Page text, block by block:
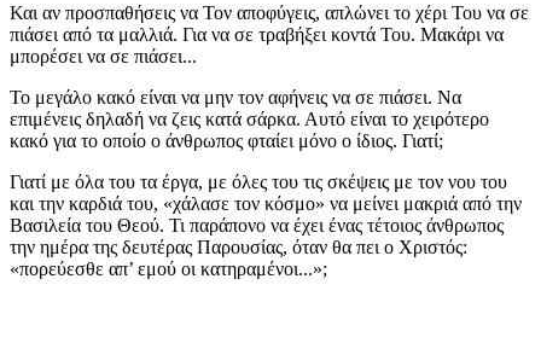
Και αν προσπαθήσεις να Τον αποφύγεις, απλώνει το χέρι Του να σε
πιάσει από τα μαλλιά. Για να σε τραβήξει κοντά Του. Μακάρι να
μπορέσει να σε πιάσει...
Το μεγάλο κακό είναι να μην τον αφήνεις να σε πιάσει. Να
επιμένεις δηλαδή να ζεις κατά σάρκα. Αυτό είναι το χειρότερο
κακό για το οποίο ο άνθρωπος φταίει μόνο ο ίδιος. Γιατί;
Γιατί με όλα του τα έργα, με όλες του τις σκέψεις με τον νου του
και την καρδιά του, «χάλασε τον κόσμο» να μείνει μακριά από την
Βασιλεία του Θεού. Τι παράπονο να έχει ένας τέτοιος άνθρωπος
την ημέρα της δευτέρας Παρουσίας, όταν θα πει ο Χριστός:
«πορεύεσθε απ’ εμού οι κατηραμένοι...»;